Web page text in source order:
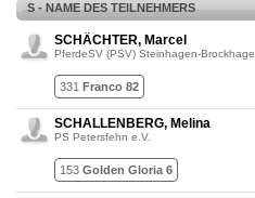
S - NAME DES TEILNEHMERS
SCHÄCHTER, Marcel
PferdeSV (PSV) Steinhagen-Brockhage
331 Franco 82
SCHALLENBERG, Melina
PS Petersfehn e.V.
153 Golden Gloria 6